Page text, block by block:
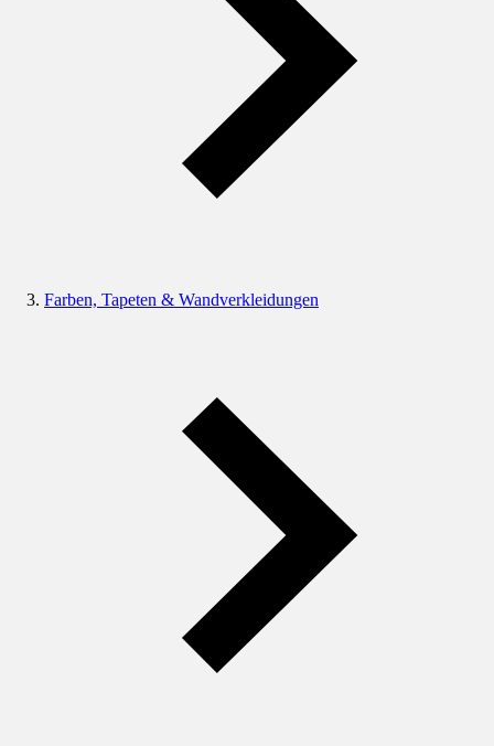
Farben, Tapeten & Wandverkleidungen